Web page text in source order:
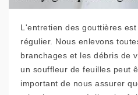
L'entretien des gouttières
régulier. Nous enlevons
branchages et les débris de
un souffleur de feuilles peut
important de nous assurer